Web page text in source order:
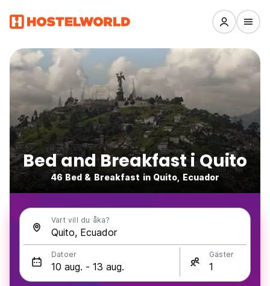
Bed and Breakfast i Quito
46 Bed & Breakfast in Quito, Ecuador
Vart vill du åka?
Datoer Gäster